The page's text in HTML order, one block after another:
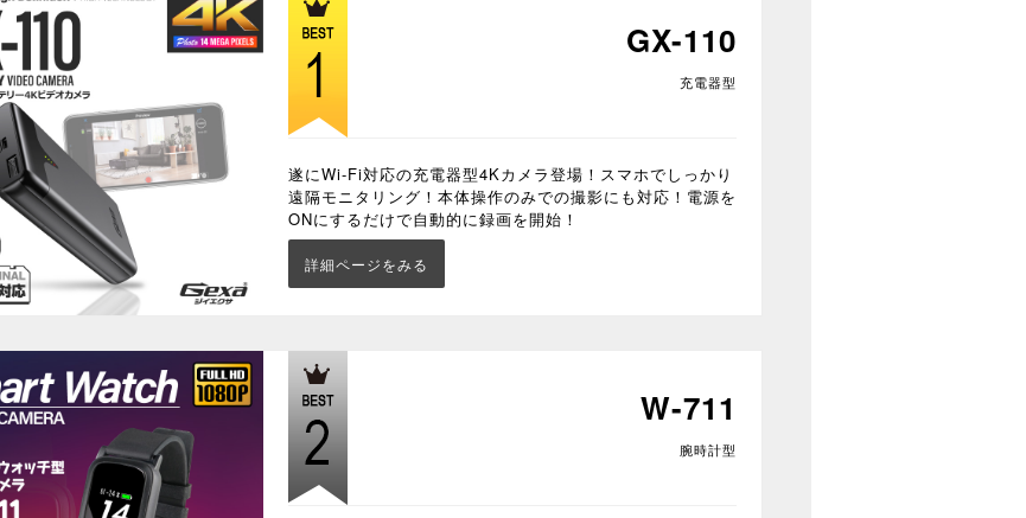
GX-110
充電器型
遂にWi-Fi対応の充電器型4Kカメラ登場！スマホでしっかり
遠隔モニタリング！本体操作のみでの撮影にも対応！電源を
ONにするだけで自動的に録画を開始！
詳細ページをみる
W-711
腕時計型